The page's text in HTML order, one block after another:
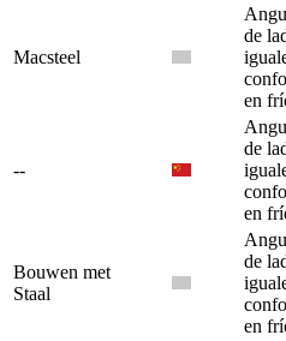
Macsteel
de
en
--
de
en
Bouwen met
Staal
de
en